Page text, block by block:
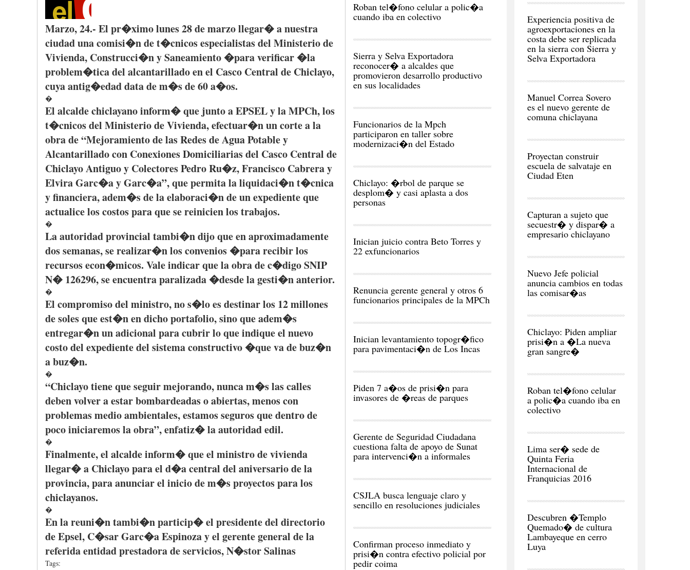
Marzo, 24.- El pr�ximolunes28 demarzollegar�anuestra
ciudadunacomisi�ndet�cnicosespecialistasdel Ministeriode
Vivienda, Construcci�nySaneamiento �paraverificar �la
problem�ticadel alcantarilladoen el Casco Central de Chiclayo,
cuyaantig�edaddata dem�sde 60a�os.
�
El alcaldechiclayanoinform�que juntoaEPSELy laMPCh, los
t�cnicosdel MinisteriodeVivienda,efectuar�nuncortea la
obrade“MejoramientodelasRedesde Agua Potable y
Alcantarilladocon ConexionesDomiciliariasdel Casco Central de
ChiclayoAntiguoy ColectoresPedroRu�z, Francisco Cabrera y
ElviraGarc�ayGarc�a”,quepermitalaliquidaci�nt�cnica
yfinanciera,adem�sde laelaboraci�nde unexpedienteque
actualiceloscostosparaquesereinicienlostrabajos.
�
Laautoridadprovincial tambi�ndijoqueenaproximadamente
dossemanas, serealizar�nlosconvenios �pararecibirlos
recursosecon�micos. Valeindicarquelaobradec�digoSNIP
N� 126296, seencuentraparalizada �desdelagesti�nanterior.
�
El compromisodel ministro, nos�loesdestinarlos 12millones
de solesqueest�nendichoportafolio,sinoqueadem�s
entregar�nunadicional paracubrirloqueindiqueel nuevo
costodel expedientedel sistemaconstructivo �quevadebuz�n
abuz�n.
�
“Chiclayotienequeseguirmejorando,nuncam�slascalles
debenvolveraestarbombardeadasoabiertas,menoscon
problemasmedioambientales,estamossegurosquedentrode
pocoiniciaremoslaobra”,enfatiz�laautoridadedil.
�
Finalmente, el alcaldeinform�queel ministrodevivienda
llegar�a Chiclayoparael d�acentral del aniversariode la
provincia,paraanunciarel iniciodem�sproyectosparalos
chiclayanos.
�
En lareuni�ntambi�nparticip�el presidentedel directorio
deEpsel, C�sarGarc�aEspinoza y el gerentegeneral de la
referidaentidadprestadoradeservicios,N�storSalinas
Tags:
Roban tel�fono celular a polic�a
cuando iba en colectivo
Sierra y Selva Exportadora
reconocer� a alcaldes que
promovieron desarrollo productivo
en sus localidades
Funcionarios de la Mpch
participaron en taller sobre
modernizaci�n del Estado
Chiclayo: �rbol de parque se
desplom� y casi aplasta a dos
personas
Inician juicio contra Beto Torres y
22 exfuncionarios
Renuncia gerente general y otros 6
funcionarios principales de la MPCh
Inician levantamiento topogr�fico
para pavimentaci�n de Los Incas
Piden 7 a�os de prisi�n para
invasores de �reas de parques
Gerente de Seguridad Ciudadana
cuestiona falta de apoyo de Sunat
para intervenci�n a informales
CSJLA busca lenguaje claro y
sencillo en resoluciones judiciales
Confirman proceso inmediato y
prisi�n contra efectivo policial por
pedir coima
Experiencia positiva de
agroexportaciones en la
costa debe ser replicada
en la sierra con Sierra y
Selva Exportadora
Manuel Correa Sovero
es el nuevo gerente de
comuna chiclayana
Proyectan construir
escuela de salvataje en
Ciudad Eten
Capturan a sujeto que
secuestr� y dispar� a
empresario chiclayano
Nuevo Jefe policial
anuncia cambios en todas
las comisar�as
Chiclayo: Piden ampliar
prisi�n a �La nueva
gran sangre�
Roban tel�fono celular
a polic�a cuando iba en
colectivo
Lima ser� sede de
Quinta Feria
Internacional de
Franquicias 2016
Descubren �Templo
Quemado� de cultura
Lambayeque en cerro
Luya